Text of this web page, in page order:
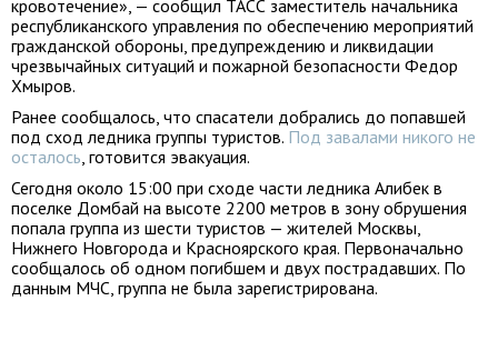
кровотечение», — сообщил ТАСС заместитель начальника
республиканского управления по обеспечению мероприятий
гражданской обороны, предупреждению и ликвидации
чрезвычайных ситуаций и пожарной безопасности Федор
Хмыров.
Ранее сообщалось, что спасатели добрались до попавшей
под сход ледника группы туристов. Под завалами никого не
осталось, готовится эвакуация.
Сегодня около 15:00 при сходе части ледника Алибек в
поселке Домбай на высоте 2200 метров в зону обрушения
попала группа из шести туристов — жителей Москвы,
Нижнего Новгорода и Красноярского края. Первоначально
сообщалось об одном погибшем и двух пострадавших. По
данным МЧС, группа не была зарегистрирована.